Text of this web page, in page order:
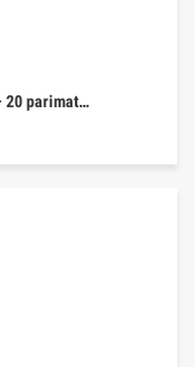
20 parimat…